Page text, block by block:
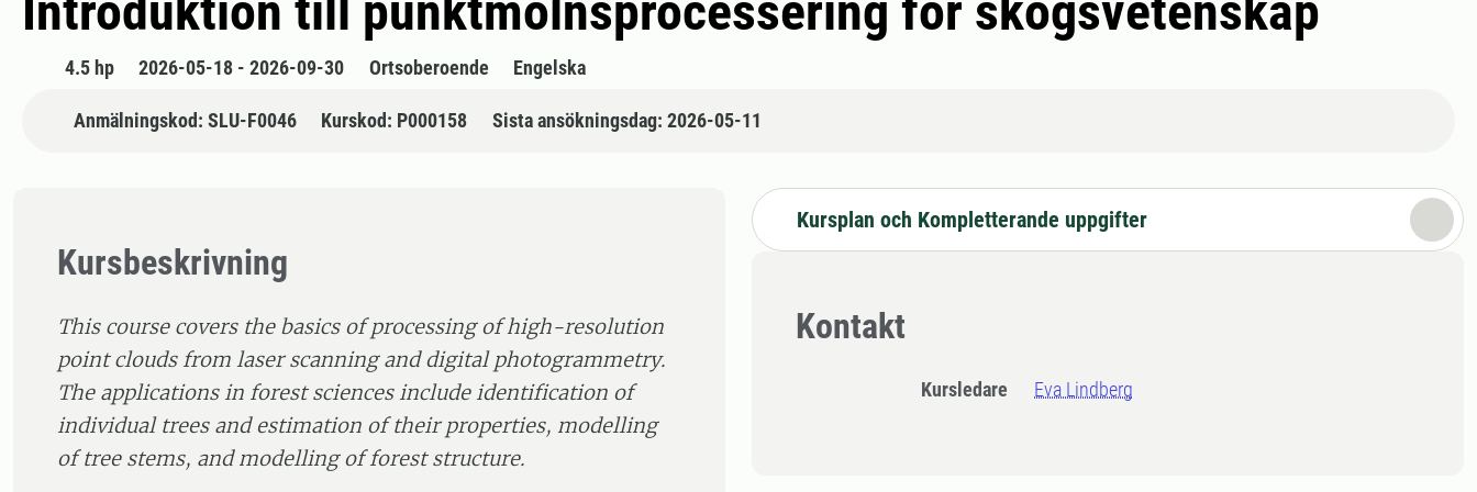
4.5 hp 2026-05-18 - 2026-09-30 Ortsoberoende Engelska
Anmälningskod: SLU-F0046 Kurskod: P000158 Sista ansökningsdag: 2026-05-11
Kursbeskrivning
This course covers the basics of processing of high-resolution
point clouds from laser scanning and digital photogrammetry.
The applications in forest sciences include identification of
individual trees and estimation of their properties, modelling
of tree stems, and modelling of forest structure.
Kursplan och Kompletterande uppgifter
Kontakt
Kursledare Eva Lindberg